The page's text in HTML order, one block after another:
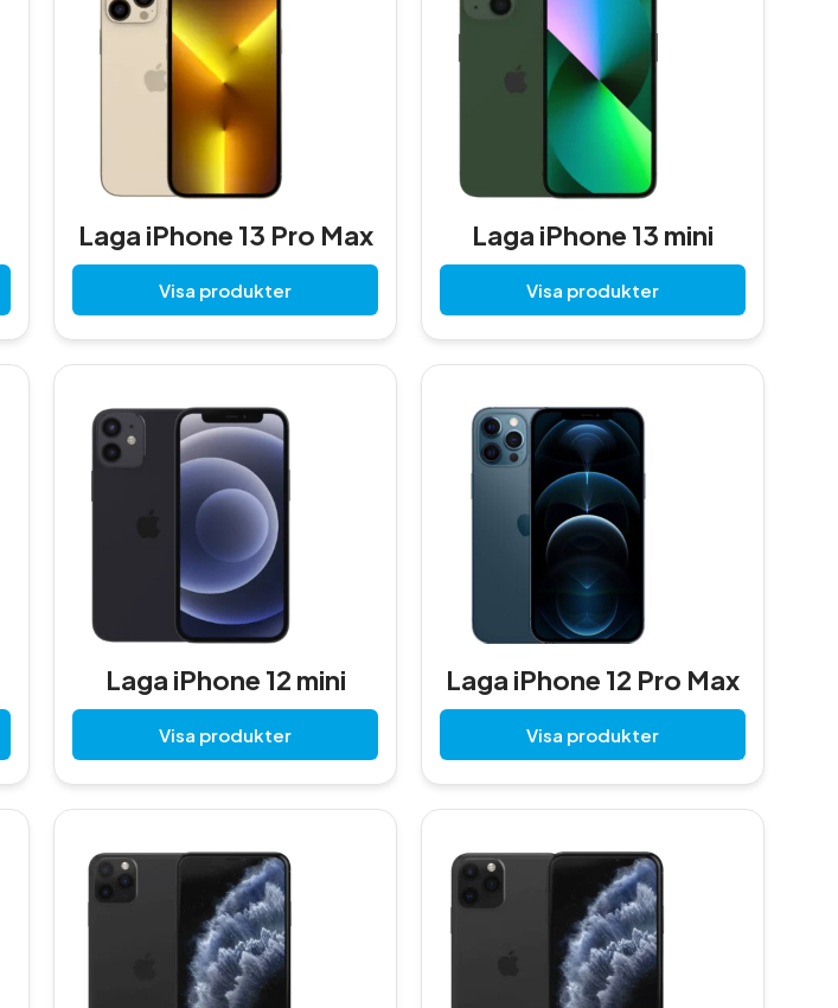
Laga iPhone 13 Pro Max
Visa produkter
Laga iPhone 13 mini
Visa produkter
Laga iPhone 12 mini
Visa produkter
Laga iPhone 12 Pro Max
Visa produkter